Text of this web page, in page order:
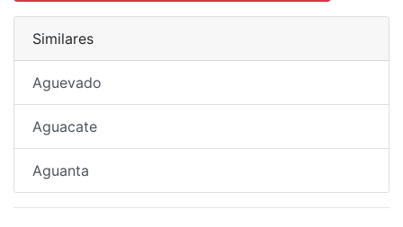
Similares
Aguevado
Aguacate
Aguanta